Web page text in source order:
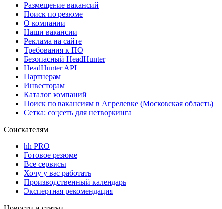
Размещение вакансий
Поиск по резюме
О компании
Наши вакансии
Реклама на сайте
Требования к ПО
Безопасный HeadHunter
HeadHunter API
Партнерам
Инвесторам
Каталог компаний
Поиск по вакансиям в Апрелевке (Московская область)
Сетка: соцсеть для нетворкинга
Соискателям
hh PRO
Готовое резюме
Все сервисы
Хочу у вас работать
Производственный календарь
Экспертная рекомендация